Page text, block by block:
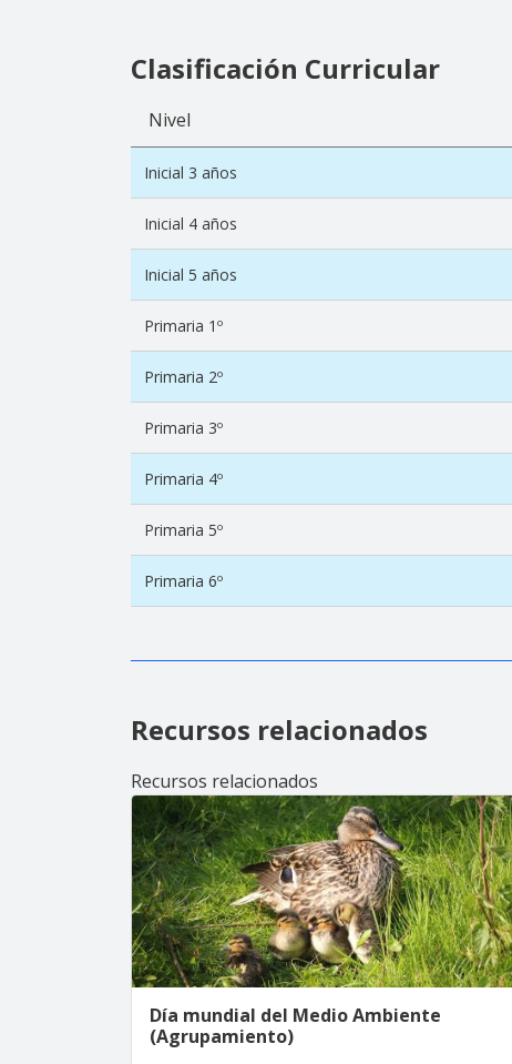
Clasificación Curricular
Nivel
Inicial 3 años
Inicial 4 años
Inicial 5 años
Primaria 1º
Primaria 2º
Primaria 3º
Primaria 4º
Primaria 5º
Primaria 6º
Recursos relacionados
Recursos relacionados
Día mundial del Medio Ambiente
(Agrupamiento)